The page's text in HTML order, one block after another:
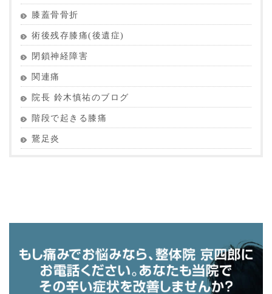
膝蓋骨骨折
術後残存膝痛(後遺症)
閉鎖神経障害
関連痛
院長 鈴木慎祐のブログ
階段で起きる膝痛
鵞足炎